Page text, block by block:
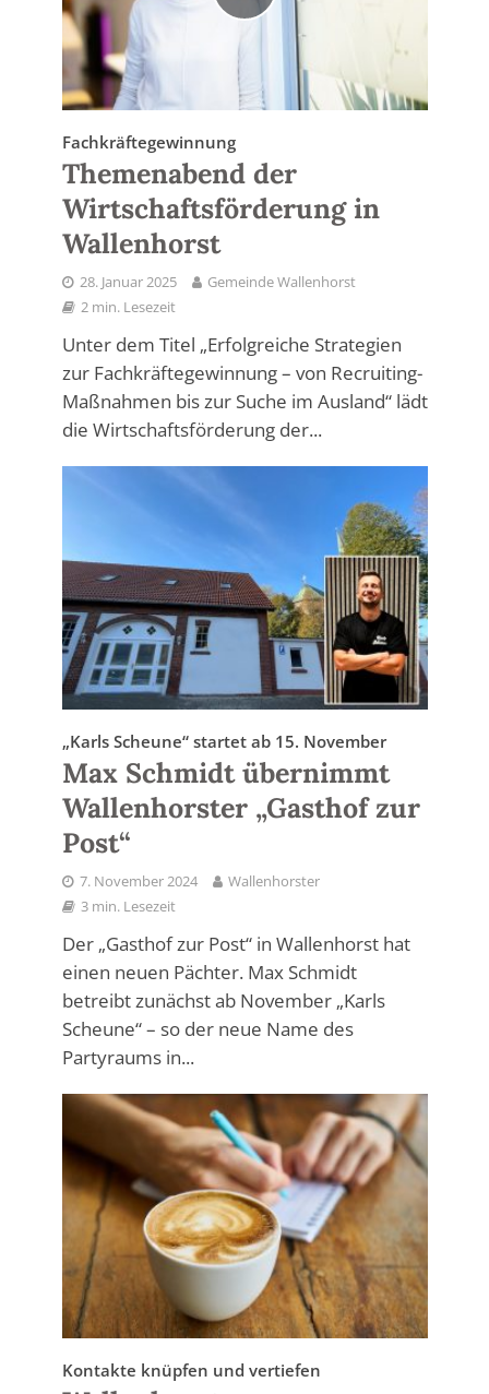
Fachkräftegewinnung
Themenabend der
Wirtschaftsförderung in
Wallenhorst
28. Januar 2025
Gemeinde Wallenhorst
2 min. Lesezeit
Unter dem Titel „Erfolgreiche Strategien
zur Fachkräftegewinnung – von Recruiting-
Maßnahmen bis zur Suche im Ausland“ lädt
die Wirtschaftsförderung der...
„Karls Scheune“ startet ab 15. November
Max Schmidt übernimmt
Wallenhorster „Gasthof zur
Post“
7. November 2024
Wallenhorster
3 min. Lesezeit
Der „Gasthof zur Post“ in Wallenhorst hat
einen neuen Pächter. Max Schmidt
betreibt zunächst ab November „Karls
Scheune“ – so der neue Name des
Partyraums in...
Kontakte knüpfen und vertiefen